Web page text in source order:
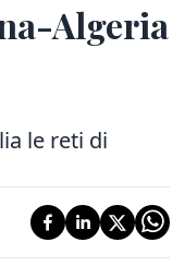
Algeria
le reti di